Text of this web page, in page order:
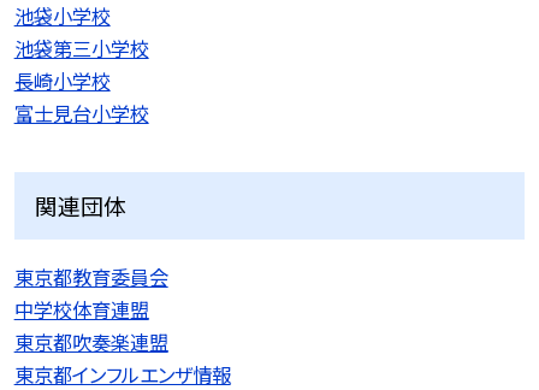
池袋小学校
池袋第三小学校
長崎小学校
富士見台小学校
関連団体
東京都教育委員会
中学校体育連盟
東京都吹奏楽連盟
東京都インフルエンザ情報